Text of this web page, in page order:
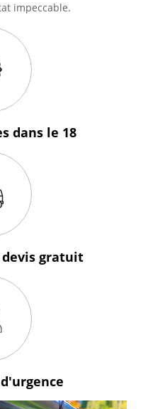
impeccable.
dans le 18
gratuit
d'urgence